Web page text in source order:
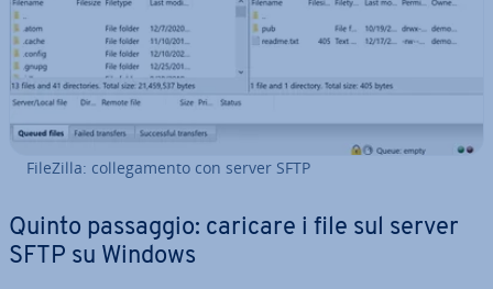
FileZilla: col­le­ga­men­to con server SFTP
Quinto passaggio: caricare i file sul server
SFTP su Windows